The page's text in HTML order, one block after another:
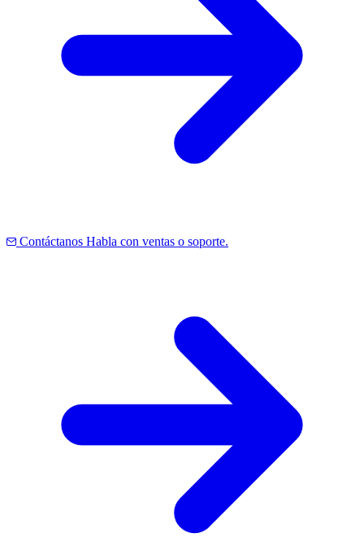
Contáctanos Habla con ventas o soporte.